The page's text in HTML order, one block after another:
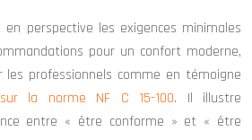
perspective les exigences minimales
pour un confort moderne,
les professionnels comme en témoigne
la norme NF C 15-100. Il illustre
entre « être conforme » et « être